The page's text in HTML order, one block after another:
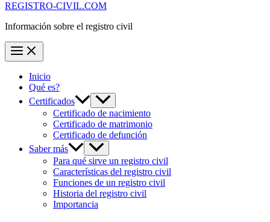
REGISTRO-CIVIL.COM
Información sobre el registro civil
Inicio
Qué es?
Certificados
Certificado de nacimiento
Certificado de matrimonio
Certificado de defunción
Saber más
Para qué sirve un registro civil
Características del registro civil
Funciones de un registro civil
Historia del registro civil
Importancia